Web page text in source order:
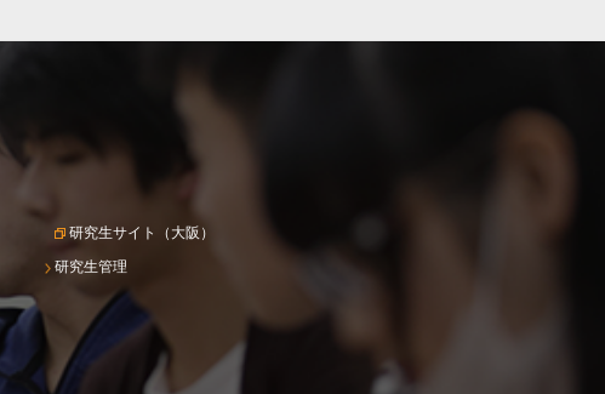
研究生サイト（大阪）
研究生管理